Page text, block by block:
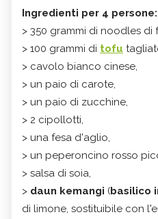
Ingredienti per 4 persone:
> 350 grammi di noodles di
> 100 grammi di tofu
> cavolo bianco cinese,
> un paio di carote,
> un paio di zucchine,
> 2 cipollotti,
> una fesa d'aglio,
> un peperoncino rosso
> salsa di soia,
> daun kemangi (basilico
di limone, sostituibile con